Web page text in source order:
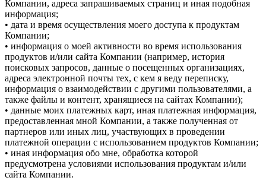
Компании, адреса запрашиваемых страниц и иная подобная
информация;
• дата и время осуществления моего доступа к продуктам
Компании;
• информация о моей активности во время использования
продуктов и/или сайта Компании (например, история
поисковых запросов, данные о посещенных организациях,
адреса электронной почты тех, с кем я веду переписку,
информация о взаимодействии с другими пользователями, а
также файлы и контент, хранящиеся на сайтах Компании);
• данные моих платежных карт, иная платежная информация,
предоставленная мной Компании, а также полученная от
партнеров или иных лиц, участвующих в проведении
платежной операции с использованием продуктов Компании;
• иная информация обо мне, обработка которой
предусмотрена условиями использования продуктам и/или
сайта Компании.